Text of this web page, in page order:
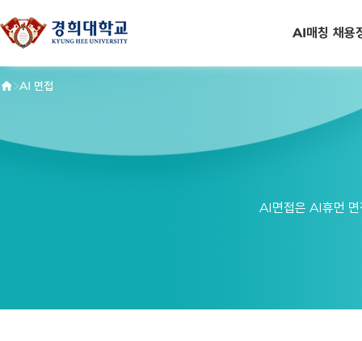
AI매칭 채용
>AI 면접
AI면접은 AI휴먼 면